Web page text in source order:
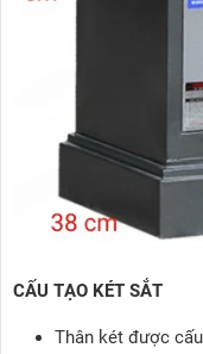
CẤU TẠO KÉT SẮT
Thân két được